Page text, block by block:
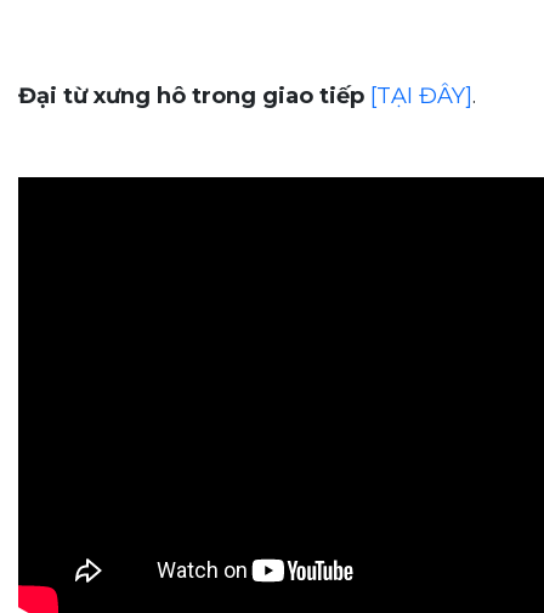
Đại từ xưng hô trong giao tiếp [TẠI ĐÂY].